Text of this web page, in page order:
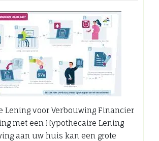
Lening voor Verbouwing Financier
met een Hypothecaire Lening
aan uw huis kan een grote